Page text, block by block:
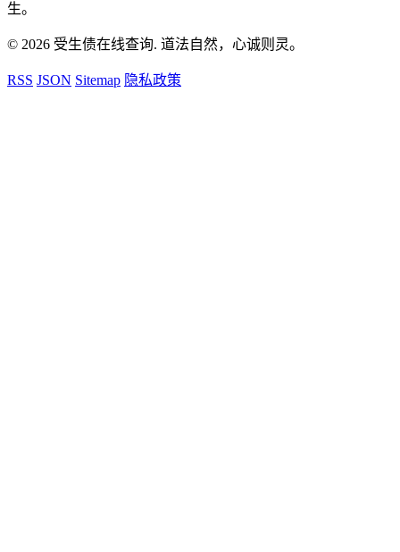
生。
© 2026 受生债在线查询. 道法自然，心诚则灵。
RSS JSON Sitemap 隐私政策